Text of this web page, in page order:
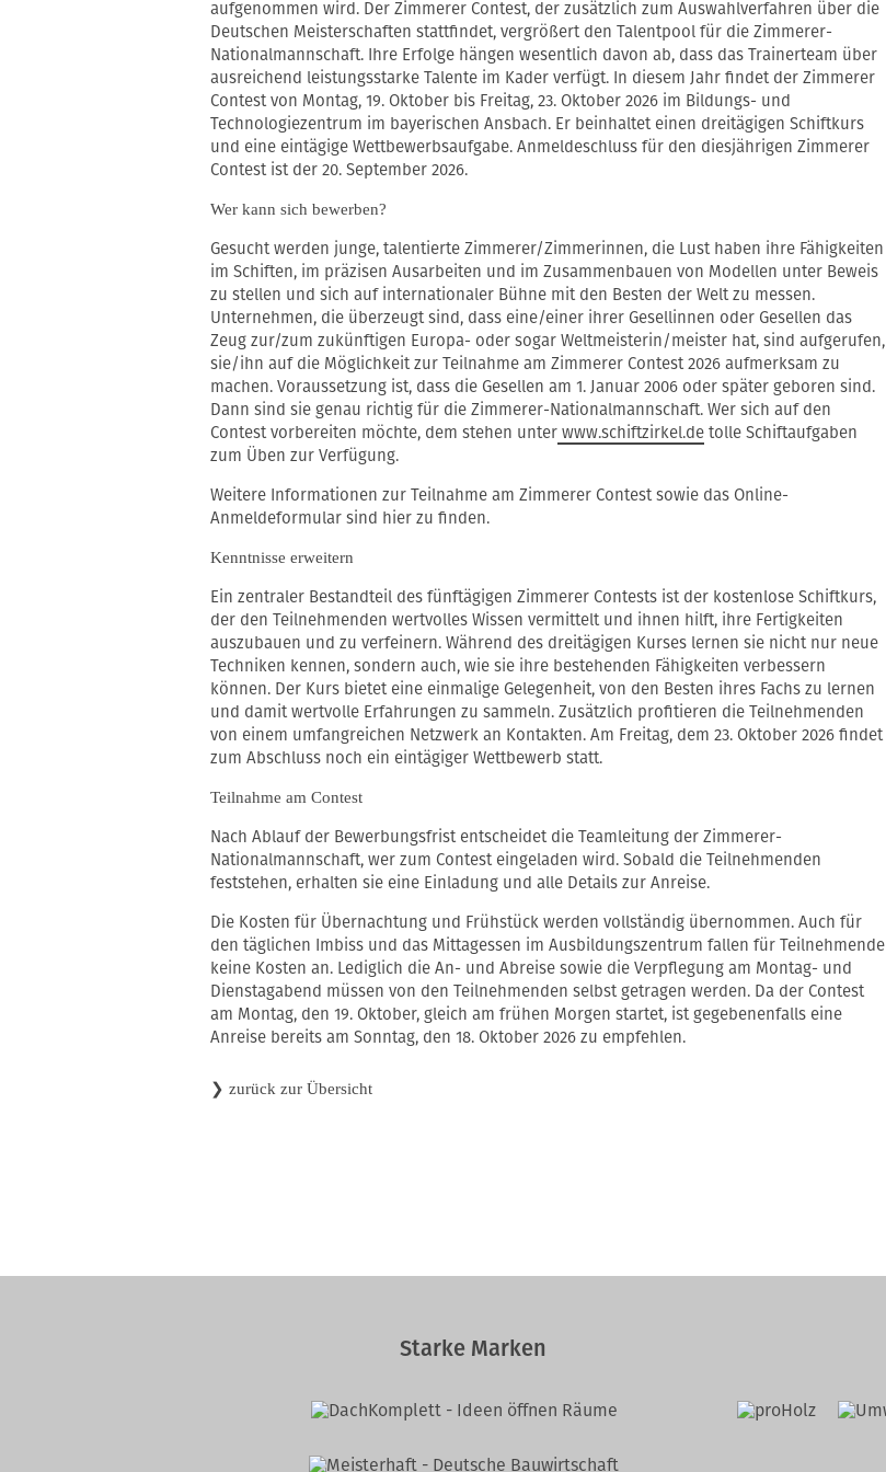
aufgenommen wird. Der Zimmerer Contest, der zusätzlich zum Auswahlverfahren über die
Deutschen Meisterschaften stattfindet, vergrößert den Talentpool für die Zimmerer-
Nationalmannschaft. Ihre Erfolge hängen wesentlich davon ab, dass das Trainerteam über
ausreichend leistungsstarke Talente im Kader verfügt. In diesem Jahr findet der Zimmerer
Contest von Montag, 19. Oktober bis Freitag, 23. Oktober 2026 im Bildungs- und
Technologiezentrum im bayerischen Ansbach. Er beinhaltet einen dreitägigen Schiftkurs
und eine eintägige Wettbewerbsaufgabe. Anmeldeschluss für den diesjährigen Zimmerer
Contest ist der 20. September 2026.
Wer kann sich bewerben?
Gesucht werden junge, talentierte Zimmerer/Zimmerinnen, die Lust haben ihre Fähigkeiten
im Schiften, im präzisen Ausarbeiten und im Zusammenbauen von Modellen unter Beweis
zu stellen und sich auf internationaler Bühne mit den Besten der Welt zu messen.
Unternehmen, die überzeugt sind, dass eine/einer ihrer Gesellinnen oder Gesellen das
Zeug zur/zum zukünftigen Europa- oder sogar Weltmeisterin/meister hat, sind aufgerufen,
sie/ihn auf die Möglichkeit zur Teilnahme am Zimmerer Contest 2026 aufmerksam zu
machen. Voraussetzung ist, dass die Gesellen am 1. Januar 2006 oder später geboren sind.
Dann sind sie genau richtig für die Zimmerer-Nationalmannschaft. Wer sich auf den
Contest vorbereiten möchte, dem stehen unterwww.schiftzirkel.detolle Schiftaufgaben
zum Üben zur Verfügung.
Weitere Informationen zur Teilnahme am Zimmerer Contest sowie das Online-
Anmeldeformular sind hier zu finden.
Kenntnisse erweitern
Ein zentraler Bestandteil des fünftägigen Zimmerer Contests ist der kostenlose Schiftkurs,
der den Teilnehmenden wertvolles Wissen vermittelt und ihnen hilft, ihre Fertigkeiten
auszubauen und zu verfeinern. Während des dreitägigen Kurses lernen sie nicht nur neue
Techniken kennen, sondern auch, wie sie ihre bestehenden Fähigkeiten verbessern
können. Der Kurs bietet eine einmalige Gelegenheit, von den Besten ihres Fachs zu lernen
und damit wertvolle Erfahrungen zu sammeln. Zusätzlich profitieren die Teilnehmenden
von einem umfangreichen Netzwerk an Kontakten. Am Freitag, dem 23. Oktober 2026 findet
zum Abschluss noch ein eintägiger Wettbewerb statt.
Teilnahme am Contest
Nach Ablauf der Bewerbungsfrist entscheidet die Teamleitung der Zimmerer-
Nationalmannschaft, wer zum Contest eingeladen wird. Sobald die Teilnehmenden
feststehen, erhalten sie eine Einladung und alle Details zur Anreise.
Die Kosten für Übernachtung und Frühstück werden vollständig übernommen. Auch für
den täglichen Imbiss und das Mittagessen im Ausbildungszentrum fallen für Teilnehmende
keine Kosten an. Lediglich die An- und Abreise sowie die Verpflegung am Montag- und
Dienstagabend müssen von den Teilnehmenden selbst getragen werden. Da der Contest
am Montag, den 19. Oktober, gleich am frühen Morgen startet, ist gegebenenfalls eine
Anreise bereits am Sonntag, den 18. Oktober 2026 zu empfehlen.
❯ zurück zur Übersicht
Starke Marken